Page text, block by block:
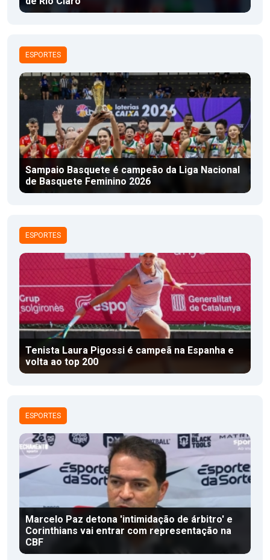
ESPORTES
Sampaio Basquete é campeão da Liga Nacional
de Basquete Feminino 2026
ESPORTES
Tenista Laura Pigossi é campeã na Espanha e
volta ao top 200
ESPORTES
Marcelo Paz detona 'intimidação de árbitro' e
Corinthians vai entrar com representação na
CBF